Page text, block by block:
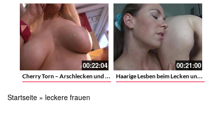
00:22:04
Cherry Torn – Arschlecken und Sperma trinken mit einer Blondine
00:21:00
Haarige Lesben beim Lecken und spielen mit ihren behaarten Pfläumchen
Startseite » leckere frauen